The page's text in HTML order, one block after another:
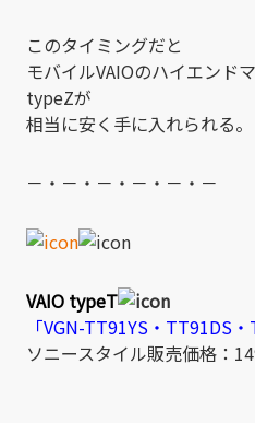
このタイミングだと
モバイルVAIOのハイエンド
typeZが
相当に安く手に入れられる。
－・－・－・－・－・－
VAIO typeT
「VGN-TT91YS・TT91DS・
ソニースタイル販売価格：